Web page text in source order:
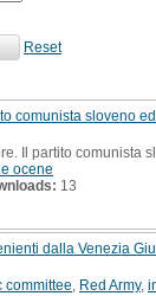
Reset
comunista sloveno
Il partito comunista
ocene
13
dalla Venezia
committee Red Army,